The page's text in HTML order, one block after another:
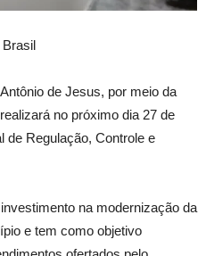
Brasil
de Jesus, por meio da
no próximo dia 27 de
de Regulação, Controle e
na modernização da
e tem como objetivo